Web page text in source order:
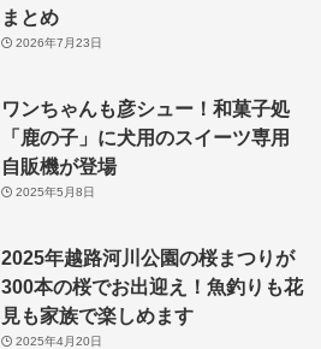
まとめ
2026年7月23日
ワンちゃんも彦シュー！和菓子処
「鹿の子」に犬用のスイーツ専用
自販機が登場
2025年5月8日
2025年越路河川公園の桜まつりが
300本の桜でお出迎え！魚釣りも花
見も家族で楽しめます
2025年4月20日